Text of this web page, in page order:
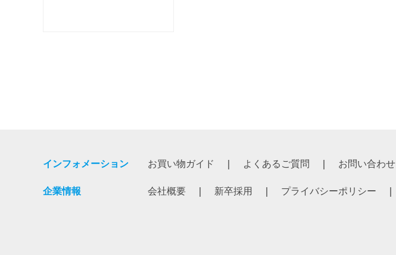
インフォメーション お買い物ガイド よくあるご質問 お問い合わせ
企業情報 会社概要 新卒採用 プライバシーポリシー